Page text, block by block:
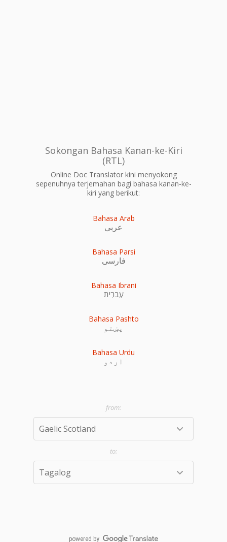
Sokongan Bahasa Kanan-ke-Kiri
(RTL)
Online Doc Translator kini menyokong
sepenuhnya terjemahan bagi bahasa kanan-ke-
kiri yang berikut:
Bahasa Arab
عربى
Bahasa Parsi
فارسی
Bahasa Ibrani
עִברִית
Bahasa Pashto
پښتو
Bahasa Urdu
اردو
powered by